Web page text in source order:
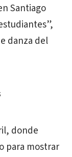
Santiago
danza del
donde
para mostrar